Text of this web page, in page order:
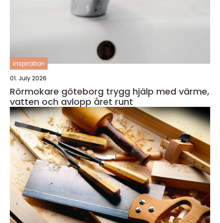
inspiration
01. July 2026
Rörmokare göteborg trygg hjälp med värme,
vatten och avlopp året runt